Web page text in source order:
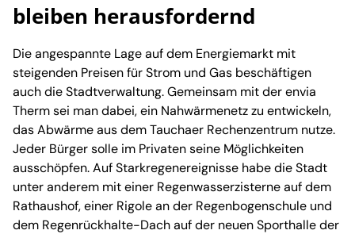
bleiben herausfordernd
Die angespannte Lage auf dem Energiemarkt mit
steigenden Preisen für Strom und Gas beschäftigen
auch die Stadtverwaltung. Gemeinsam mit der envia
Therm sei man dabei, ein Nahwärmenetz zu entwickeln,
das Abwärme aus dem Tauchaer Rechenzentrum nutze.
Jeder Bürger solle im Privaten seine Möglichkeiten
ausschöpfen. Auf Starkregenereignisse habe die Stadt
unter anderem mit einer Regenwasserzisterne auf dem
Rathaushof, einer Rigole an der Regenbogenschule und
dem Regenrückhalte-Dach auf der neuen Sporthalle der